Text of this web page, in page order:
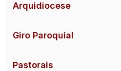
Arquidiocese
Giro Paroquial
Pastorais